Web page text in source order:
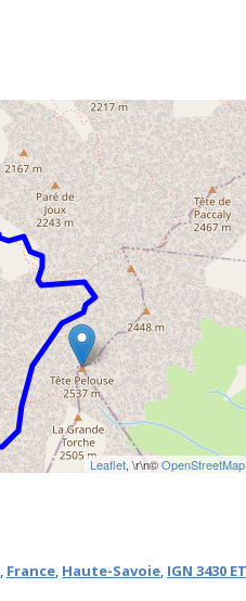
Leaflet, \r\n©OpenStreetMap
, France, Haute-Savoie, IGN 3430 ET